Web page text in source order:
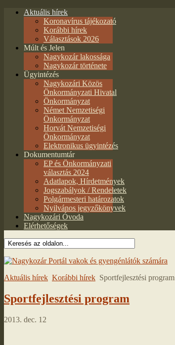
Aktuális hírek
Koronavírus tájékozató
Korábbi hírek
Választások 2026
Múlt és Jelen
Nagykozár lakossága
Nagykozár története
Ügyintézés
Nagykozári Közös
Önkormányzati Hivatal
Önkormányzat
Német Nemzetiségi
Önkormányzat
Horvát Nemzetiségi
Önkormányzat
Elektronikus ügyintézés
Dokumentumtár
EP és Önkormányzati
választás 2024
Adatlapok, Hírdetmények
Jogszabályok / Rendeletek
Polgármesteri határozatok
Nyilvános jegyzőkönyvek
Nagykozári Óvoda
Elérhetőségek
Aktuális hírek Korábbi hírek Sportfejlesztési program
Sportfejlesztési program
2013. dec. 12